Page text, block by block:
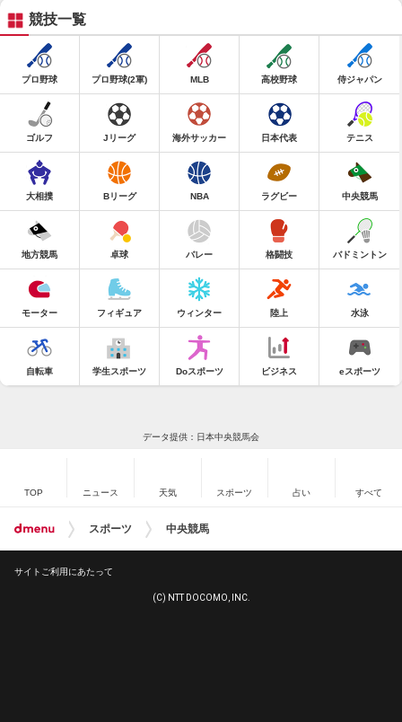
競技一覧
プロ野球 プロ野球(2軍) MLB 高校野球 侍ジャパン
ゴルフ Jリーグ 海外サッカー 日本代表 テニス
大相撲 Bリーグ NBA ラグビー 中央競馬
地方競馬 卓球 バレー 格闘技 バドミントン
モーター フィギュア ウィンター 陸上 水泳
自転車 学生スポーツ Doスポーツ ビジネス eスポーツ
データ提供：日本中央競馬会
TOP ニュース 天気 スポーツ 占い すべて
スポーツ 中央競馬
サイトご利用にあたって
(C) NTT DOCOMO, INC.